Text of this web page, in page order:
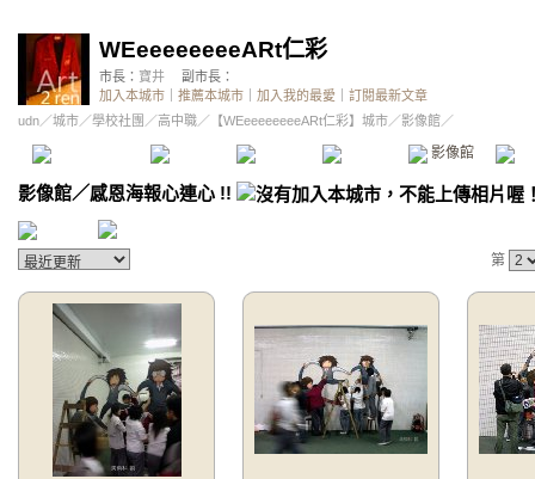
WEeeeeeeeeARt仁彩
市長： 寶井
副市長：
加入本城市
推薦本城市 加入我的最愛
訂閱最新文章
udn／城市／學校社團 ／高中職／ 【WEeeeeeeeeARt仁彩】城市／影像館／
精華區 投票區 影像館
影像館／感恩海報心連心 !!
第